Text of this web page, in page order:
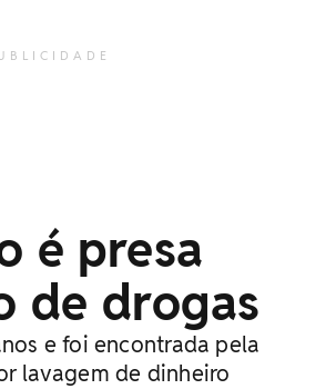
é presa
de drogas
e foi encontrada pela
lavagem de dinheiro